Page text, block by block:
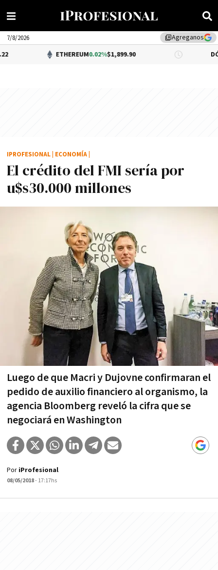
library_addAgreganos
7/8/2026
ETHEREUM0.02%$1,899.90 DÓLAR BNA
El crédito del FMI serí­a por
u$s30.000 millones
Luego de que Macri y Dujovne confirmaran el
pedido de auxilio financiero al organismo, la
agencia Bloomberg reveló la cifra que se
negociará en Washington
IPROFESIONAL ECONOMÍA
Por iProfesional
08/05/2018- 17:17hs